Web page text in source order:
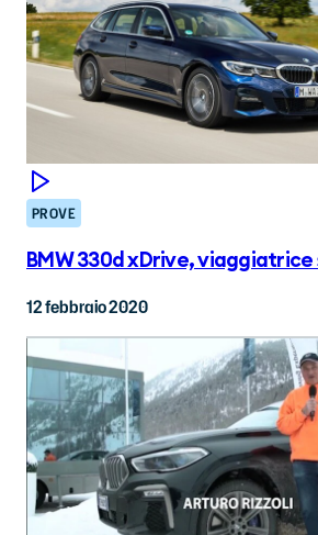
PROVE
BMW 330d xDrive, viaggiatrice
12 febbraio 2020